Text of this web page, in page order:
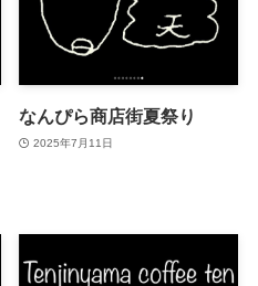
なんぴら商店街夏祭り
2025年7月11日